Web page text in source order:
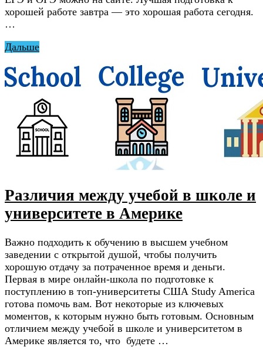
хорошей работе завтра — это хорошая работа сегодня.
…
Дальше
Различия между учебой в школе и
университете в Америке
Важно подходить к обучению в высшем учебном
заведении с открытой душой, чтобы получить
хорошую отдачу за потраченное время и деньги.
Первая в мире онлайн-школа по подготовке к
поступлению в топ-университеты США Study America
готова помочь вам. Вот некоторые из ключевых
моментов, к которым нужно быть готовым. Основным
отличием между учебой в школе и университетом в
Америке является то, что будете …